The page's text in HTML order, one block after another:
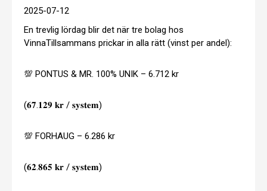
2025-07-12
En trevlig lördag blir det när tre bolag hos
VinnaTillsammans prickar in alla rätt (vinst per andel):
💯 PONTUS & MR. 100% UNIK – 6.712 kr
(𝟔𝟕.𝟏𝟐𝟗 𝐤𝐫 / 𝐬𝐲𝐬𝐭𝐞𝐦)
💯 FORHAUG – 6.286 kr
(𝟔𝟐.𝟖𝟔𝟓 𝐤𝐫 / 𝐬𝐲𝐬𝐭𝐞𝐦)